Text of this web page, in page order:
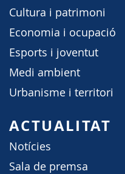
Cultura i patrimoni
Economia i ocupació
Esports i joventut
Medi ambient
Urbanisme i territori
ACTUALITAT
Notícies
Sala de premsa